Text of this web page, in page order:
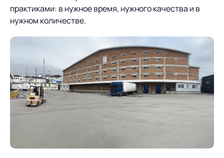
практиками: в нужное время, нужного качества и в
нужном количестве.